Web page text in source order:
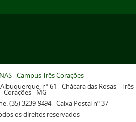
- Campus Três Corações
nº 61 - Chácara das Rosas - Três
Corações - MG
(35) 3239-9494 - Caixa Postal nº 37
os direitos reservados